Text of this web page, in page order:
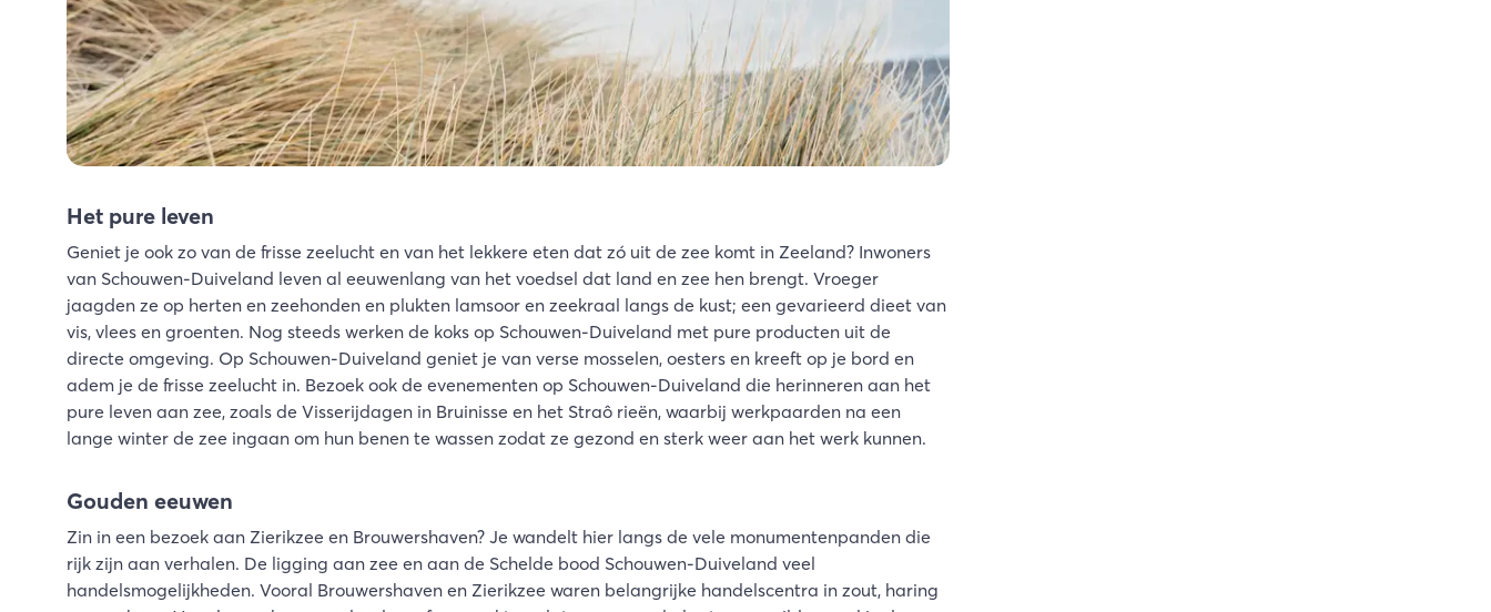
Het pure leven
Geniet je ook zo van de frisse zeelucht en van het lekkere eten dat zó uit de zee komt in Zeeland? Inwoners
van Schouwen-Duiveland leven al eeuwenlang van het voedsel dat land en zee hen brengt. Vroeger
jaagden ze op herten en zeehonden en plukten lamsoor en zeekraal langs de kust; een gevarieerd dieet van
vis, vlees en groenten. Nog steeds werken de koks op Schouwen-Duiveland met pure producten uit de
directe omgeving. Op Schouwen-Duiveland geniet je van verse mosselen, oesters en kreeft op je bord en
adem je de frisse zeelucht in. Bezoek ook de evenementen op Schouwen-Duiveland die herinneren aan het
pure leven aan zee, zoals de Visserijdagen in Bruinisse en het Straô rieën, waarbij werkpaarden na een
lange winter de zee ingaan om hun benen te wassen zodat ze gezond en sterk weer aan het werk kunnen.
Gouden eeuwen
Zin in een bezoek aan Zierikzee en Brouwershaven? Je wandelt hier langs de vele monumentenpanden die
rijk zijn aan verhalen. De ligging aan zee en aan de Schelde bood Schouwen-Duiveland veel
handelsmogelijkheden. Vooral Brouwershaven en Zierikzee waren belangrijke handelscentra in zout, haring